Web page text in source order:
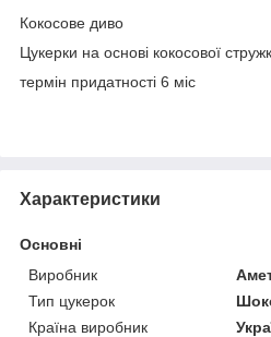
Кокосове диво
Цукерки на основі кокосової
термін придатності 6 міс
Характеристики
Основні
Виробник
Тип цукерок
Країна виробник